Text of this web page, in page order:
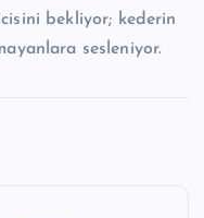
bekliyor; kederin
sesleniyor.